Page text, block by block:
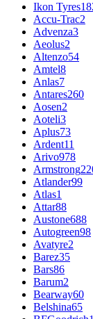
Ikon Tyres
Accu-Trac2
Advenza3
Aeolus2
Altenzo54
Amtel8
Anlas7
Antares260
Aosen2
Aoteli3
Aplus73
Ardent11
Arivo978
Armstrong
Atlander99
Atlas1
Attar88
Austone688
Autogreen98
Avatyre2
Barez35
Bars86
Barum2
Bearway60
Belshina65